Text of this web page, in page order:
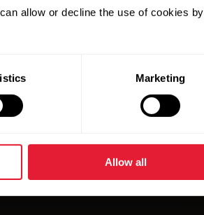
allow or decline the use of cookies by
Marketing
Allow all